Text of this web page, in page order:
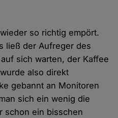
so richtig empört.
ließ der Aufreger des
sich warten, der Kaffee
also direkt
gebannt an Monitoren
sich ein wenig die
schon ein bisschen